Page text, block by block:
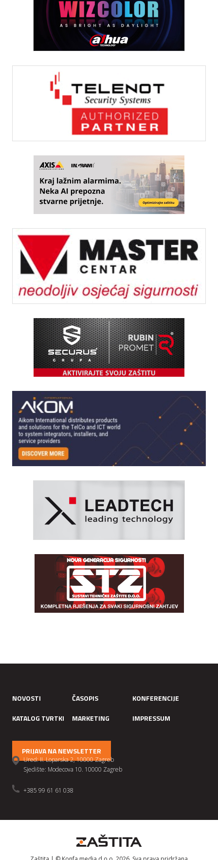
NOVOSTI ČASOPIS
KONFERENCIJE
KATALOG TVRTKI
MARKETING IMPRESSUM
PRIJAVA NA NEWSLETTER
Ured: II. Loparska 2, 10000 Zagreb
Sjedište: Modecova 10. 10000 Zagreb
+385 99 61 61 038